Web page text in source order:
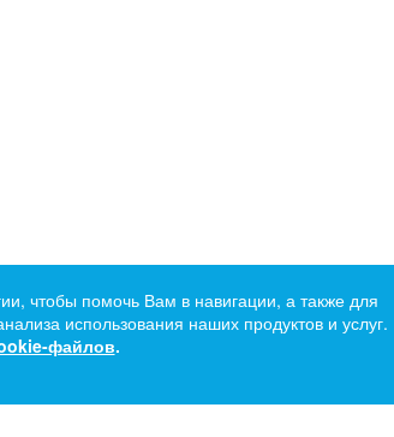
чтобы помочь Вам в навигации, а также для
использования наших продуктов и услуг.
файлов.